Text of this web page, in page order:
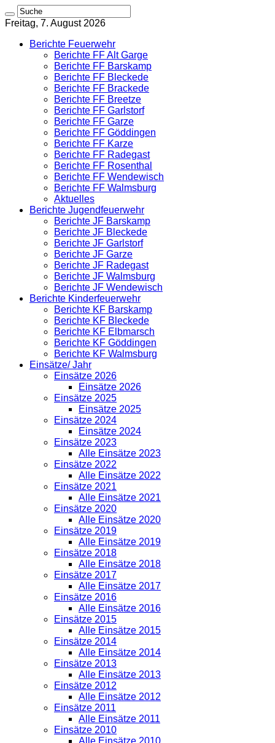
Freitag, 7. August 2026
Berichte Feuerwehr
Berichte FF Alt Garge
Berichte FF Barskamp
Berichte FF Bleckede
Berichte FF Brackede
Berichte FF Breetze
Berichte FF Garlstorf
Berichte FF Garze
Berichte FF Göddingen
Berichte FF Karze
Berichte FF Radegast
Berichte FF Rosenthal
Berichte FF Wendewisch
Berichte FF Walmsburg
Aktuelles
Berichte Jugendfeuerwehr
Berichte JF Barskamp
Berichte JF Bleckede
Berichte JF Garlstorf
Berichte JF Garze
Berichte JF Radegast
Berichte JF Walmsburg
Berichte JF Wendewisch
Berichte Kinderfeuerwehr
Berichte KF Barskamp
Berichte KF Bleckede
Berichte KF Elbmarsch
Berichte KF Göddingen
Berichte KF Walmsburg
Einsätze/ Jahr
Einsätze 2026
Einsätze 2026
Einsätze 2025
Einsätze 2025
Einsätze 2024
Einsätze 2024
Einsätze 2023
Alle Einsätze 2023
Einsätze 2022
Alle Einsätze 2022
Einsätze 2021
Alle Einsätze 2021
Einsätze 2020
Alle Einsätze 2020
Einsätze 2019
Alle Einsätze 2019
Einsätze 2018
Alle Einsätze 2018
Einsätze 2017
Alle Einsätze 2017
Einsätze 2016
Alle Einsätze 2016
Einsätze 2015
Alle Einsätze 2015
Einsätze 2014
Alle Einsätze 2014
Einsätze 2013
Alle Einsätze 2013
Einsätze 2012
Alle Einsätze 2012
Einsätze 2011
Alle Einsätze 2011
Einsätze 2010
Alle Einsätze 2010